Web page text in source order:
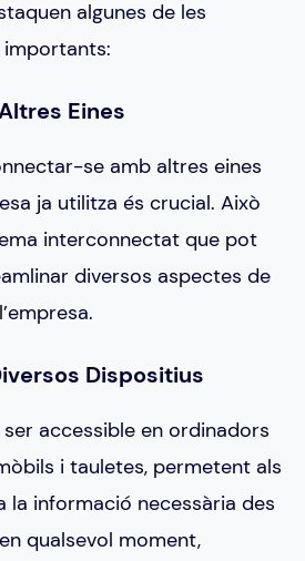
algunes de les
Eines
se amb altres eines
ja utilitza és crucial. Això
interconnectat que pot
diversos aspectes de
Dispositius
accessible en ordinadors
i tauletes, permetent als
la informació necessària des
qualsevol moment,